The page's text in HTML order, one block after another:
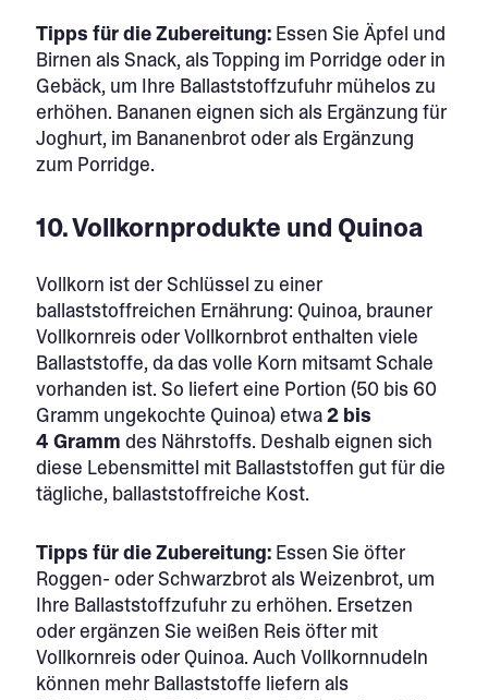
Tipps für die Zubereitung: Essen Sie Äpfel und
Birnen als Snack, als Topping im Porridge oder in
Gebäck, um Ihre Ballaststoffzufuhr mühelos zu
erhöhen. Bananen eignen sich als Ergänzung für
Joghurt, im Bananenbrot oder als Ergänzung
zum Porridge.
10. Vollkornprodukte und Quinoa
Vollkorn ist der Schlüssel zu einer
ballaststoffreichen Ernährung: Quinoa, brauner
Vollkornreis oder Vollkornbrot enthalten viele
Ballaststoffe, da das volle Korn mitsamt Schale
vorhanden ist. So liefert eine Portion (50 bis 60
Gramm ungekochte Quinoa) etwa2 bis
4 Gramm des Nährstoffs. Deshalb eignen sich
diese Lebensmittel mit Ballaststoffen gut für die
tägliche, ballaststoffreiche Kost.
Tipps für die Zubereitung: Essen Sie öfter
Roggen- oder Schwarzbrot als Weizenbrot, um
Ihre Ballaststoffzufuhr zu erhöhen. Ersetzen
oder ergänzen Sie weißen Reis öfter mit
Vollkornreis oder Quinoa. Auch Vollkornnudeln
können mehr Ballaststoffe liefern als